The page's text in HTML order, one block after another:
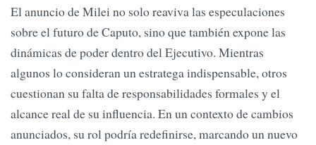
El anuncio de Milei no solo reaviva las especulaciones
sobre el futuro de Caputo, sino que también expone las
dinámicas de poder dentro del Ejecutivo. Mientras
algunos lo consideran un estratega indispensable, otros
cuestionan su falta de responsabilidades formales y el
alcance real de su influencia. En un contexto de cambios
anunciados, su rol podría redefinirse, marcando un nuevo